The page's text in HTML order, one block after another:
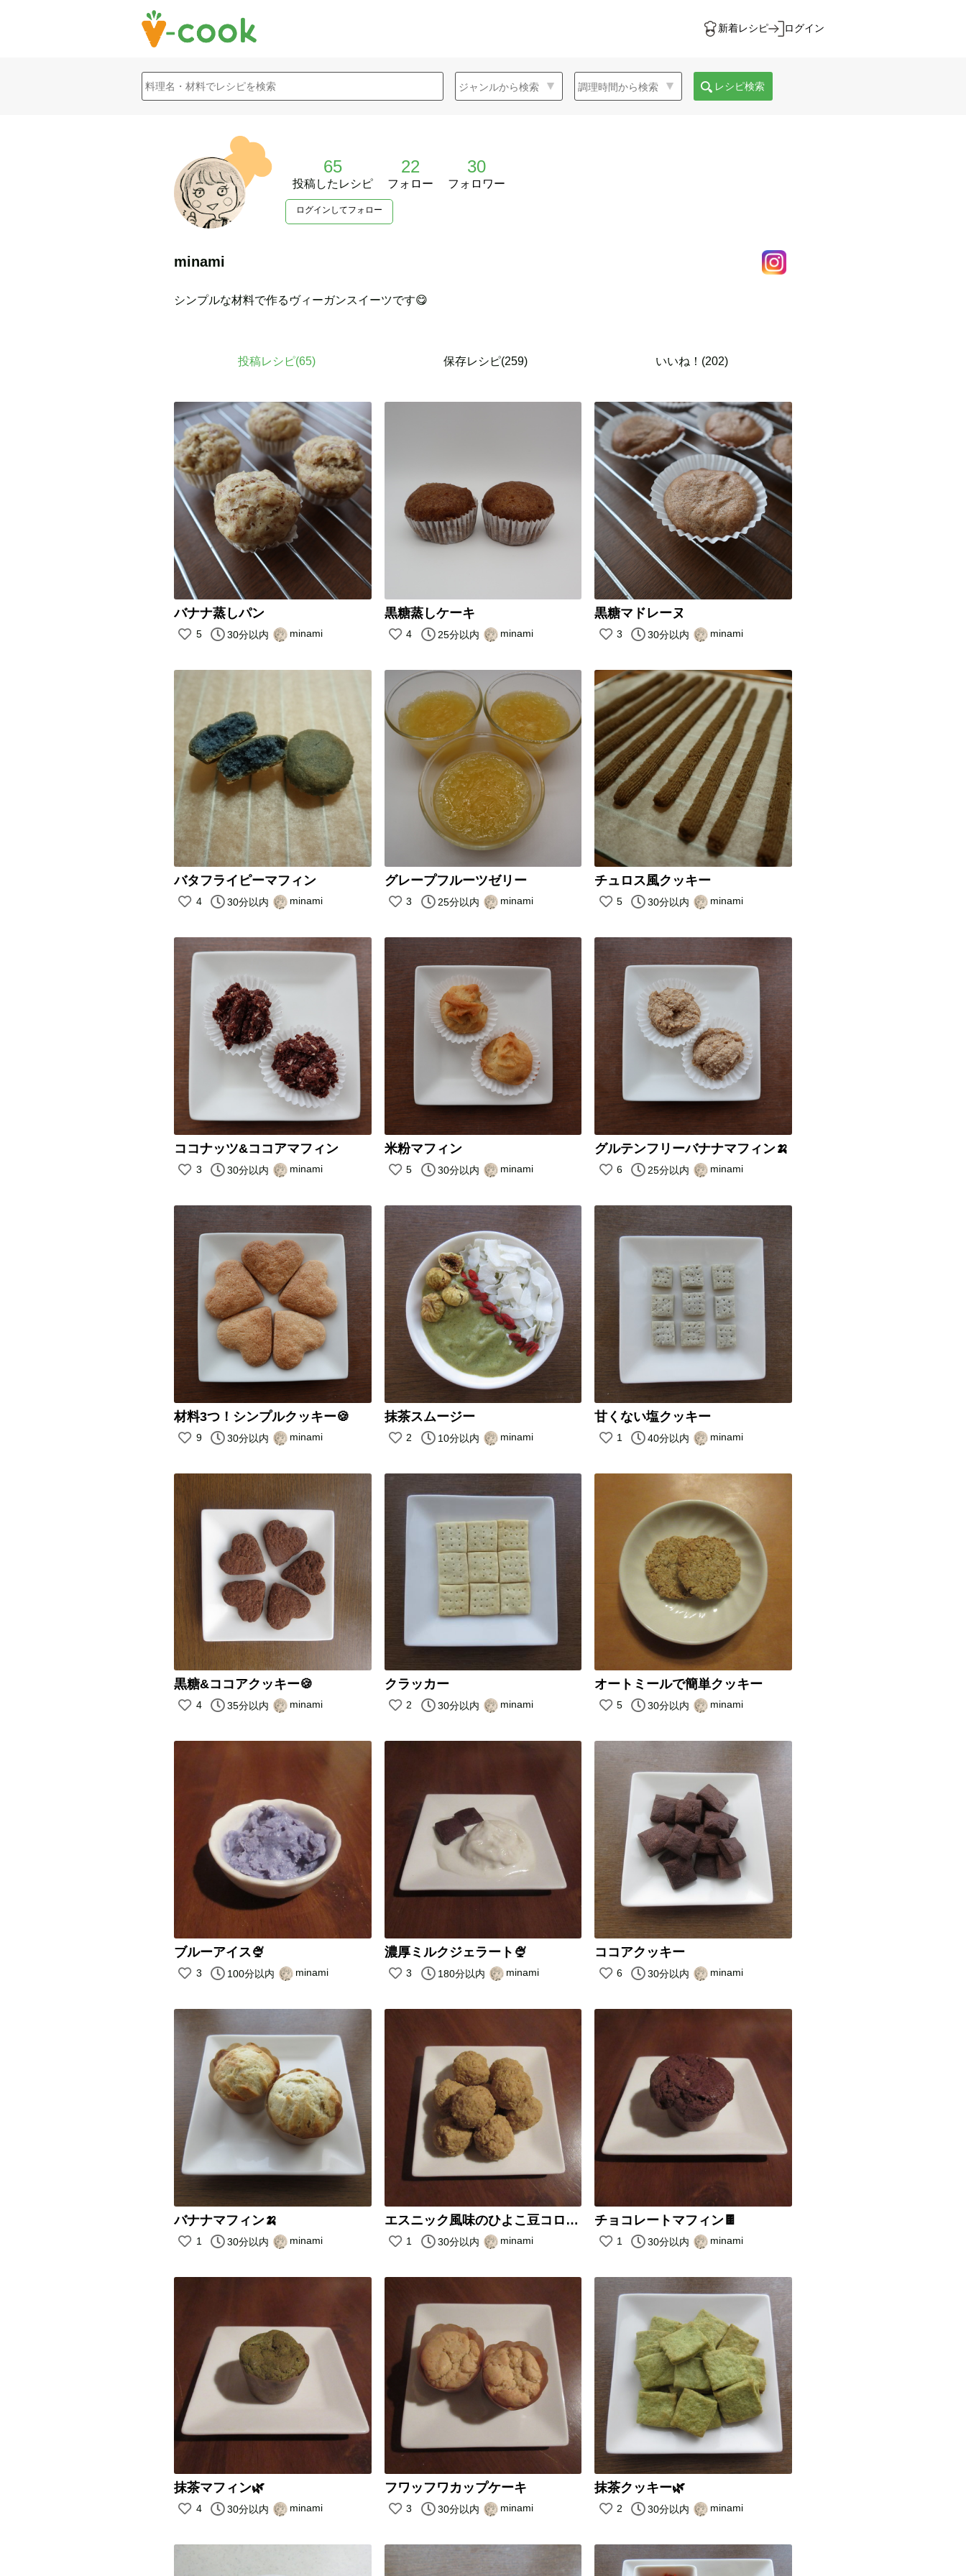
新着レシピ ログイン
レシピ検索
65
投稿したレシピ
22
フォロー
30
フォロワー
ログインしてフォロー
minami
シンプルな材料で作るヴィーガンスイーツです😋
投稿レシピ(65) 保存レシピ(259) いいね！(202)
バナナ蒸しパン
5 30分以内 minami
黒糖蒸しケーキ
4 25分以内 minami
黒糖マドレーヌ
3 30分以内 minami
バタフライピーマフィン
4 30分以内 minami
グレープフルーツゼリー
3 25分以内 minami
チュロス風クッキー
5 30分以内 minami
ココナッツ&ココアマフィン
3 30分以内 minami
米粉マフィン
5 30分以内 minami
グルテンフリーバナナマフィン🍌
6 25分以内 minami
材料3つ！シンプルクッキー🍪
9 30分以内 minami
抹茶スムージー
2 10分以内 minami
甘くない塩クッキー
1 40分以内 minami
黒糖&ココアクッキー🍪
4 35分以内 minami
クラッカー
2 30分以内 minami
オートミールで簡単クッキー
5 30分以内 minami
ブルーアイス🍨
3 100分以内 minami
濃厚ミルクジェラート🍨
3 180分以内 minami
ココアクッキー
6 30分以内 minami
バナナマフィン🍌
1 30分以内 minami
エスニック風味のひよこ豆コロッケ
1 30分以内 minami
チョコレートマフィン🍫
1 30分以内 minami
抹茶マフィン🌿
4 30分以内 minami
フワッフワカップケーキ
3 30分以内 minami
抹茶クッキー🌿
2 30分以内 minami